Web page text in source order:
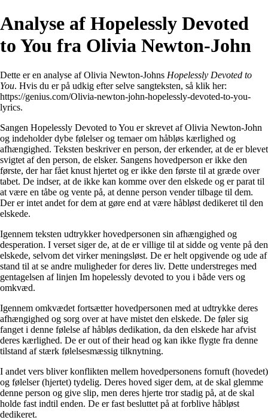
Analyse af Hopelessly Devoted
to You fra Olivia Newton-John
Dette er en analyse af Olivia Newton-Johns Hopelessly Devoted to
You. Hvis du er på udkig efter selve sangteksten, så klik her:
https://genius.com/Olivia-newton-john-hopelessly-devoted-to-you-
lyrics.
Sangen Hopelessly Devoted to You er skrevet af Olivia Newton-John
og indeholder dybe følelser og temaer om håbløs kærlighed og
afhængighed. Teksten beskriver en person, der erkender, at de er blevet
svigtet af den person, de elsker. Sangens hovedperson er ikke den
første, der har fået knust hjertet og er ikke den første til at græde over
tabet. De indser, at de ikke kan komme over den elskede og er parat til
at være en tåbe og vente på, at denne person vender tilbage til dem.
Der er intet andet for dem at gøre end at være håbløst dedikeret til den
elskede.
Igennem teksten udtrykker hovedpersonen sin afhængighed og
desperation. I verset siger de, at de er villige til at sidde og vente på den
elskede, selvom det virker meningsløst. De er helt opgivende og ude af
stand til at se andre muligheder for deres liv. Dette understreges med
gentagelsen af linjen Im hopelessly devoted to you i både vers og
omkvæd.
Igennem omkvædet fortsætter hovedpersonen med at udtrykke deres
afhængighed og sorg over at have mistet den elskede. De føler sig
fanget i denne følelse af håbløs dedikation, da den elskede har afvist
deres kærlighed. De er out of their head og kan ikke flygte fra denne
tilstand af stærk følelsesmæssig tilknytning.
I andet vers bliver konflikten mellem hovedpersonens fornuft (hovedet)
og følelser (hjertet) tydelig. Deres hoved siger dem, at de skal glemme
denne person og give slip, men deres hjerte tror stadig på, at de skal
holde fast indtil enden. De er fast besluttet på at forblive håbløst
dedikeret.